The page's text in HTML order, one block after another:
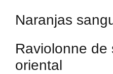
Naranjas
Raviolonne de
oriental